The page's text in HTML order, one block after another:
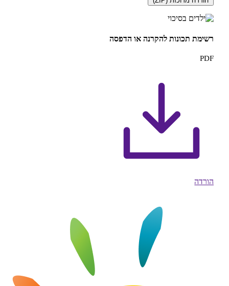
להקרנה או הדפסה